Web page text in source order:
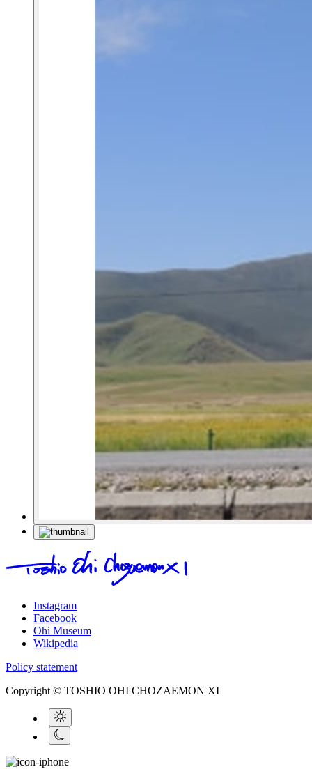
Instagram
Facebook
Ohi Museum
Wikipedia
Policy statement
Copyright © TOSHIO OHI CHOZAEMON XI